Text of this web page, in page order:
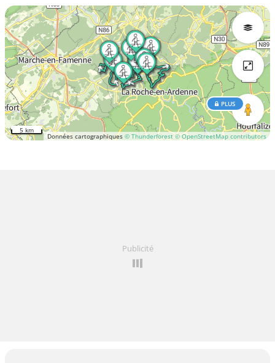
Données cartographiques © Thunderforest © OpenStreetMap contributors
PLUS
5 km
Publicité